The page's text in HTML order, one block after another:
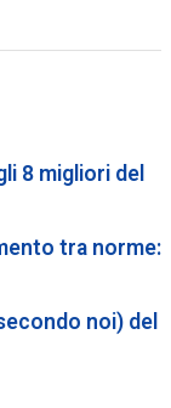
8 migliori del
tra norme:
noi) del